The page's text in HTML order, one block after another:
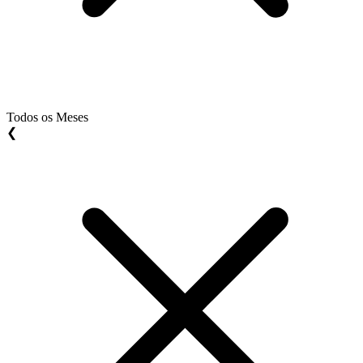
Todos os Meses
❮